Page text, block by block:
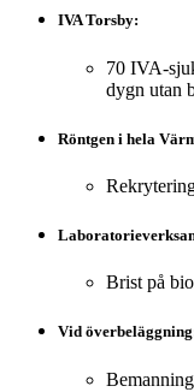
IVA Torsby:
70 IVA-
dygn utan
Röntgen i hela
Brist på
Vid